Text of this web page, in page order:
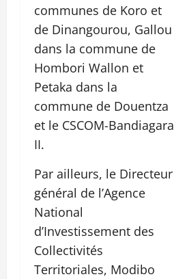
communes de Koro et
de Dinangourou, Gallou
dans la commune de
Hombori Wallon et
Petaka dans la
commune de Douentza
et le CSCOM-Bandiagara
II.
Par ailleurs, le Directeur
général de l’Agence
National
d’Investissement des
Collectivités
Territoriales, Modibo